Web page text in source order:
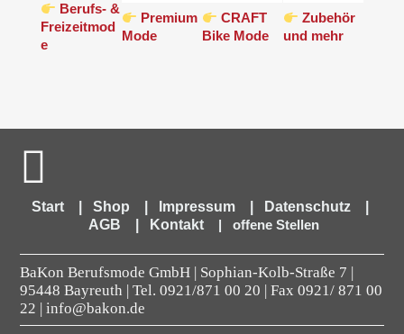
Berufs- &
Freizeitmod
e
Premium
Mode
CRAFT
Bike Mode
Zubehör
und mehr
Start Shop Impressum Datenschutz
AGB
Kontakt | offene Stellen
BaKon Berufsmode GmbH | Sophian-Kolb-Straße 7 |
95448 Bayreuth | Tel.0921/871 00 20 | Fax 0921/ 871 00
22 | info@bakon.de